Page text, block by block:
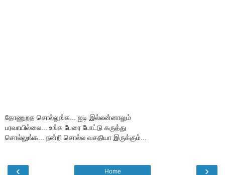
தோணுறத சொல்லுங்க... ஐடி இல்லன்னாலும்
பரவாயில்லை... உங்க பேரை போட்டு கருத்து
சொல்லுங்க... நன்றி சொல்ல வசதியா இருக்கும்...
‹ ›
Home